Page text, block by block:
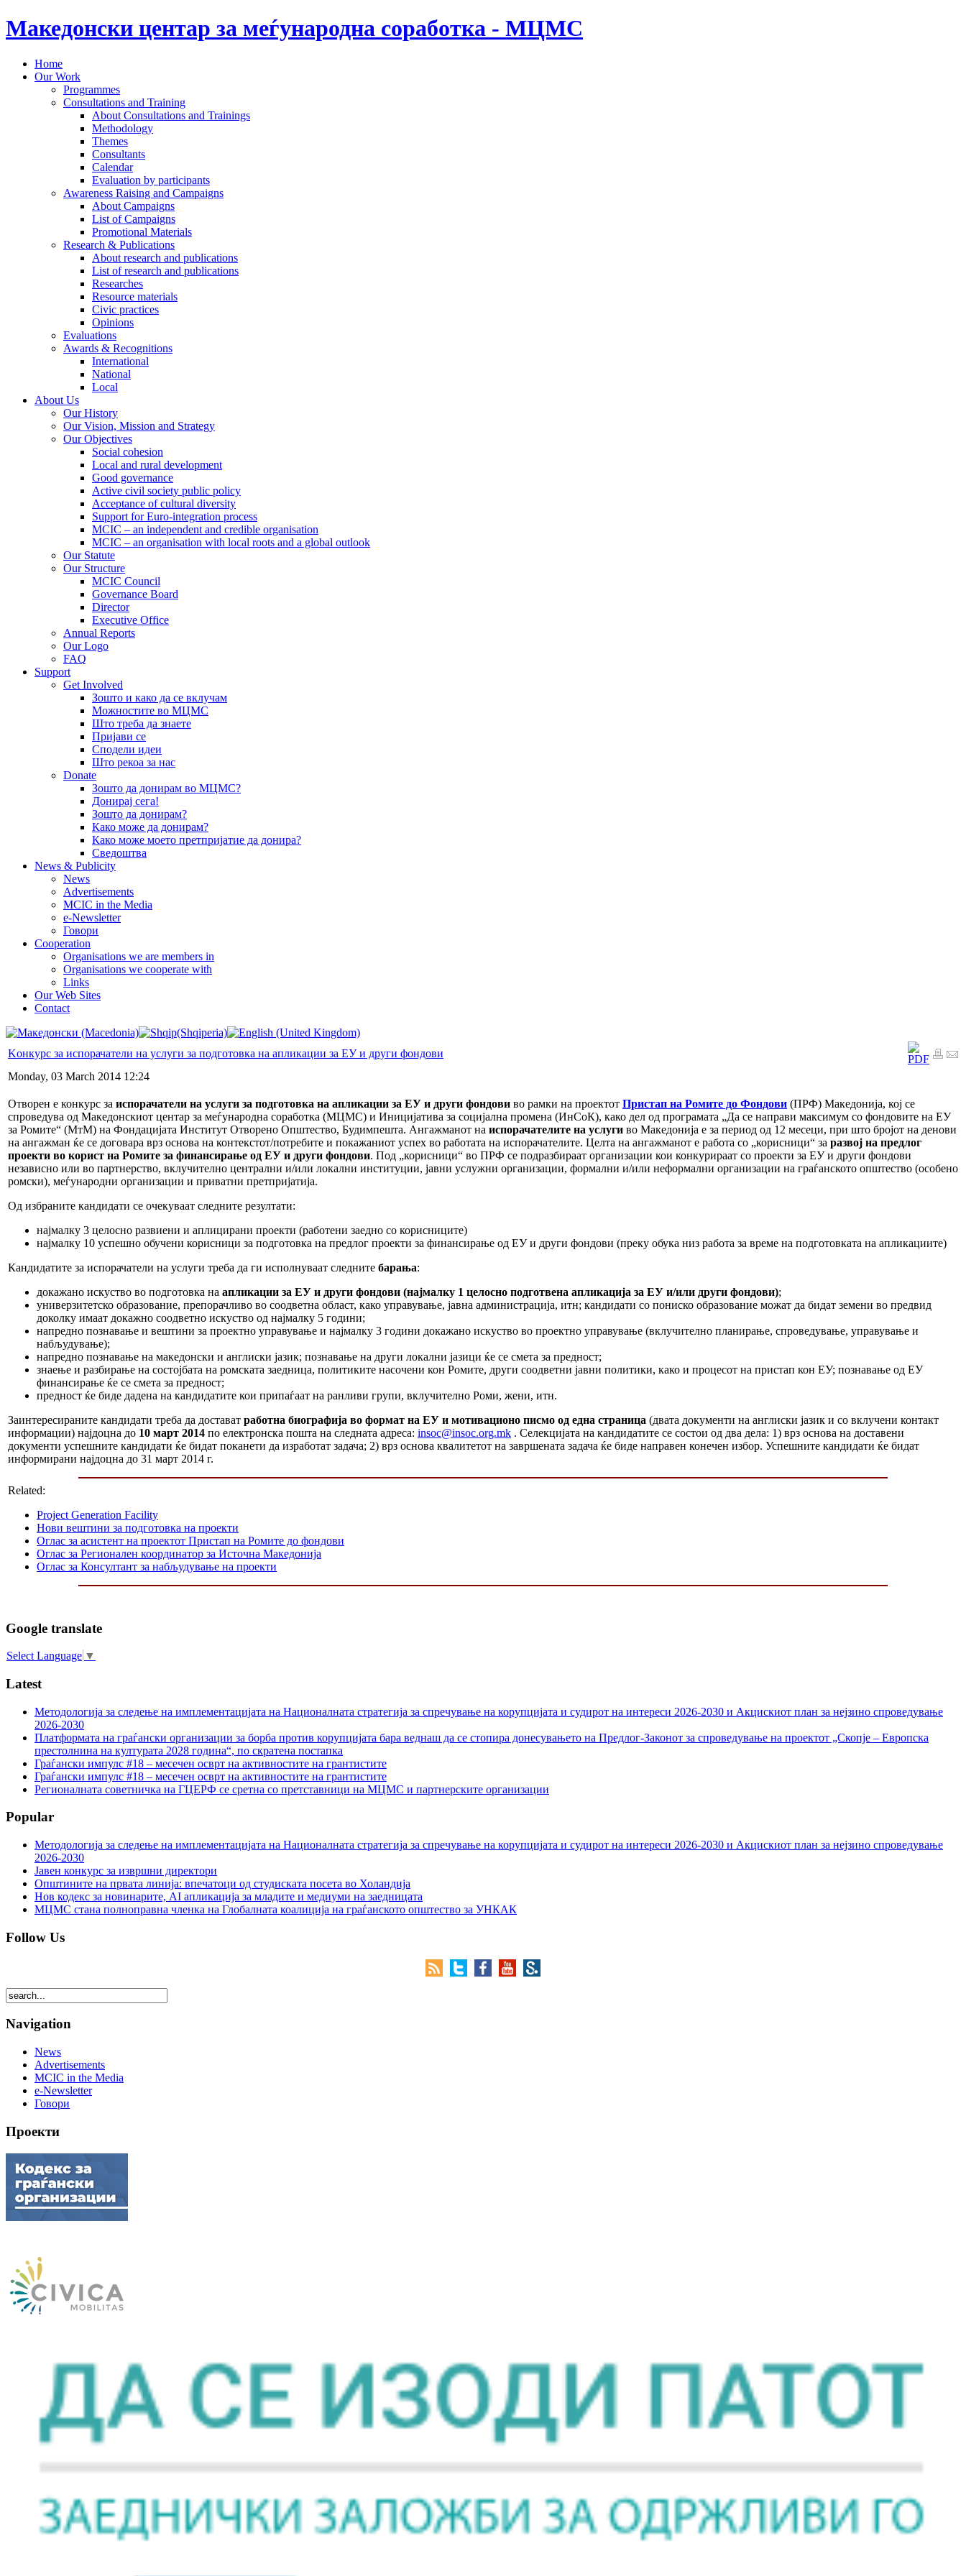
Македонски центар за меѓународна соработка - МЦМС
Home
Our Work
Programmes
Consultations and Training
About Consultations and Trainings
Methodology
Themes
Consultants
Calendar
Evaluation by participants
Awareness Raising and Campaigns
About Campaigns
List of Campaigns
Promotional Materials
Research & Publications
About research and publications
List of research and publications
Researches
Resource materials
Civic practices
Opinions
Evaluations
Awards & Recognitions
International
National
Local
About Us
Our History
Our Vision, Mission and Strategy
Our Objectives
Social cohesion
Local and rural development
Good governance
Active civil society public policy
Acceptance of cultural diversity
Support for Euro-integration process
MCIC – an independent and credible organisation
MCIC – an organisation with local roots and a global outlook
Our Statute
Our Structure
MCIC Council
Governance Board
Director
Executive Office
Annual Reports
Our Logo
FAQ
Support
Get Involved
Зошто и како да се вклучам
Можностите во МЦМС
Што треба да знаете
Пријави се
Сподели идеи
Што рекоа за нас
Donate
Зошто да донирам во МЦМС?
Донирај сега!
Зошто да донирам?
Како може да донирам?
Како може моето претпријатие да донира?
Сведоштва
News & Publicity
News
Advertisements
MCIC in the Media
e-Newsletter
Говори
Cooperation
Organisations we are members in
Organisations we cooperate with
Links
Our Web Sites
Contact
Kонкурс за испорачатели на услуги за подготовка на апликации за ЕУ и други фондови
Monday, 03 March 2014 12:24
Отворен е конкурс за испорачатели на услуги за подготовка на апликации за ЕУ и други фондови во рамки на проектот Пристап на Ромите до Фондови (ПРФ) Македонија, кој се
спроведува од Македонскиот центар за меѓународна соработка (МЦМС) и Иницијатива за социјална промена (ИнСоК), како дел од програмата „Да се направи максимум со фондовите на ЕУ
за Ромите“ (МтМ) на Фондацијата Институт Oтворено Oпштество, Будимпешта. Ангажманот на испорачателите на услуги во Македонија е за период од 12 месеци, при што бројот на денови
на ангажман ќе се договара врз основа на контекстот/потребите и покажаниот успех во работата на испорачателите. Целта на ангажманот е работа со „корисници“ за развој на предлог
проекти во корист на Ромите за финансирање од ЕУ и други фондови. Под „корисници“ во ПРФ се подразбираат организации кои конкурираат со проекти за ЕУ и други фондови
независно или во партнерство, вклучително централни и/или локални институции, јавни услужни организации, формални и/или неформални организации на граѓанското општество (особено
ромски), меѓународни организации и приватни претпријатија.
Од избраните кандидати се очекуваат следните резултати:
најмалку 3 целосно развиени и аплицирани проекти (работени заедно со корисниците)
најмалку 10 успешно обучени корисници за подготовка на предлог проекти за финансирање од ЕУ и други фондови (преку обука низ работа за време на подготовката на апликациите)
Кандидатите за испорачатели на услуги треба да ги исполнуваат следните барања:
докажано искуство во подготовка на апликации за ЕУ и други фондови (најмалку 1 целосно подготвена апликација за ЕУ и/или други фондови);
универзитетско образование, препорачливо во соодветна област, како управување, јавна администрација, итн; кандидати со пониско образование можат да бидат земени во предвид
доколку имаат докажно соодветно искуство од најмалку 5 години;
напредно познавање и вештини за проектно управување и најмалку 3 години докажано искуство во проектно управување (вклучително планирање, спроведување, управување и
набљудување);
напредно познавање на македонски и англиски јазик; познавање на други локални јазици ќе се смета за предност;
знаење и разбирање на состојбата на ромската заедница, политиките насочени кон Ромите, други соодветни јавни политики, како и процесот на пристап кон ЕУ; познавање од ЕУ
финансирање ќе се смета за предност;
предност ќе биде дадена на кандидатите кои припаѓаат на ранливи групи, вклучително Роми, жени, итн.
Заинтересираните кандидати треба да достават работна биографија во формат на ЕУ и мотивационо писмо од една страница (двата документи на англиски јазик и со вклучени контакт
информации) најдоцна до 10 март 2014 по електронска пошта на следната адреса: insoc@insoc.org.mk . Селекцијата на кандидатите се состои од два дела: 1) врз основа на доставени
документи успешните кандидати ќе бидат поканети да изработат задача; 2) врз основа квалитетот на завршената задача ќе биде направен конечен избор. Успешните кандидати ќе бидат
информирани најдоцна до 31 март 2014 г.
Related:
Project Generation Facility
Нови вештини за подготовка на проекти
Оглас за асистент на проектот Пристап на Ромите до фондови
Оглас за Регионален координатор за Источна Македонија
Оглас за Консултант за набљудување на проекти
Google translate
Select Language ▼
Latest
Методологија за следење на имплементацијата на Националната стратегија за спречување на корупцијата и судирот на интереси 2026-2030 и Акцискиот план за нејзино спроведување
2026-2030
Платформата на граѓански организации за борба против корупцијата бара веднаш да се стопира донесувањето на Предлог-Законот за спроведување на проектот „Скопје – Европска
престолнина на културата 2028 година“, по скратена постапка
Граѓански импулс #18 – месечен осврт на активностите на грантистите
Граѓански импулс #18 – месечен осврт на активностите на грантистите
Регионалната советничка на ГЦЕРФ се сретна со претставници на МЦМС и партнерските организации
Popular
Методологија за следење на имплементацијата на Националната стратегија за спречување на корупцијата и судирот на интереси 2026-2030 и Акцискиот план за нејзино спроведување
2026-2030
Јавен конкурс за извршни директори
Општините на првата линија: впечатоци од студиската посета во Холандија
Нов кодекс за новинарите, AI апликација за младите и медиуми на заедницата
МЦМС стана полноправна членка на Глобалната коалиција на граѓанското општество за УНКАК
Follow Us
Navigation
News
Advertisements
MCIC in the Media
e-Newsletter
Говори
Проекти